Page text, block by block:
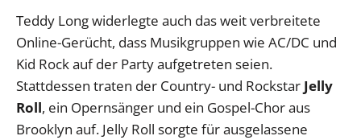
Teddy Long widerlegte auch das weit verbreitete
Online-Gerücht, dass Musikgruppen wie AC/DC und
Kid Rock auf der Party aufgetreten seien.
Stattdessen traten der Country- und Rockstar Jelly
Roll, ein Opernsänger und ein Gospel-Chor aus
Brooklyn auf. Jelly Roll sorgte für ausgelassene